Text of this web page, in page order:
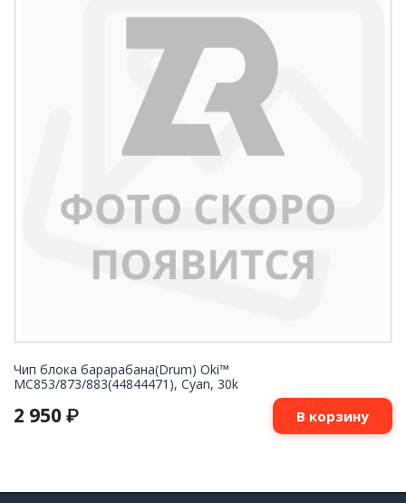
Чип блока барарабана(Drum) Oki™
MC853/873/883(44844471), Cyan, 30k
2 950 ₽ В корзину